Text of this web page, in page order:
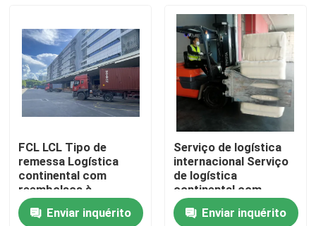
Produtos
Sobre nós
FCL LCL Tipo de
remessa Logística
continental com
reembolsos à
exportação Armazém
aduaneiroEnviar inquérito
Serviço de logística
internacional Serviço
de logística
continental com
rotulagem Serviço de
valor acrescentado
Enviar inquérito